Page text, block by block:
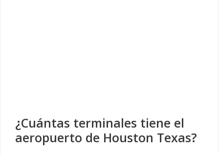
¿Cuántas terminales tiene el
aeropuerto de Houston Texas?